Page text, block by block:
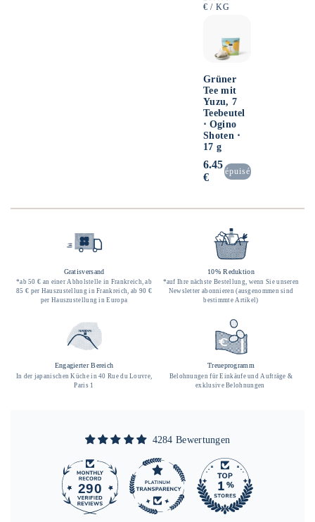
€ / PRO
KG
Grüner
Tee mit
Yuzu, 7
Teebeutel
⋅ Ogino
Shoten ⋅
17 g
Normaler
Preis
6.45
€
épuisé
Gratisversand
*ab 50 € an einer Abholstelle in Frankreich, ab
85 € per Hauszustellung in Frankreich, ab 90 €
per Hauszustellung in Europa
10% Reduktion
*auf Ihre nächste Bestellung, wenn Sie unseren
Newsletter abonnieren (ausgenommen sind
bestimmte Artikel)
Engagierter Bereich
In der japanischen Küche in 40 Rue du Louvre,
Paris 1
Treueprogramm
Belohnungen für Einkäufe und Aufträge &
exklusive Belohnungen
4284 Bewertungen
290